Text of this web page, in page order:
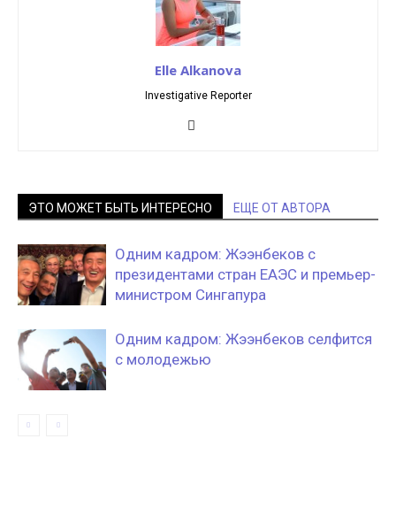
Elle Alkanova
Investigative Reporter
ЭТО МОЖЕТ БЫТЬ ИНТЕРЕСНО ЕЩЕ ОТ АВТОРА
Одним кадром: Жээнбеков с
президентами стран ЕАЭС и премьер-
министром Сингапура
Одним кадром: Жээнбеков селфится
с молодежью